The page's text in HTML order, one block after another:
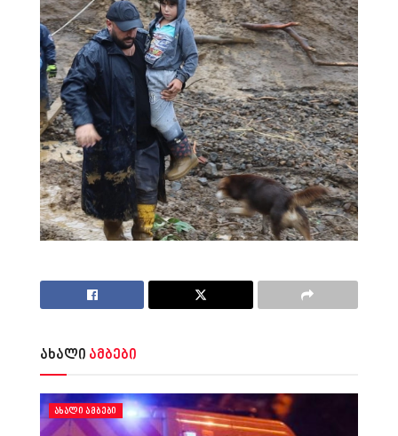
ახალი ამბები
ᲐᲮᲐᲚᲘ ᲐᲛᲑᲔᲑᲘ